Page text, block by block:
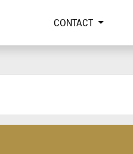
CONTACT